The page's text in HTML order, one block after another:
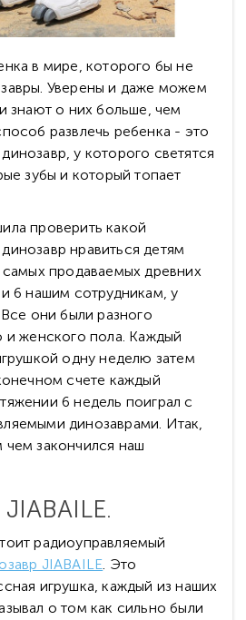
в мире, которого бы не
Уверены и даже можем
знают о них больше, чем
развлечь ребенка - это
у которого светятся
зубы и который топает
проверить какой
нравиться детям
продаваемых древних
6 нашим сотрудникам, у
они были разного
и женского пола. Каждый
одну неделю затем
счете каждый
6 недель поиграл с
динозаврами. Итак,
закончился наш
радиоуправляемый
JIABAILE. Это
игрушка, каждый из наших
о том как сильно были